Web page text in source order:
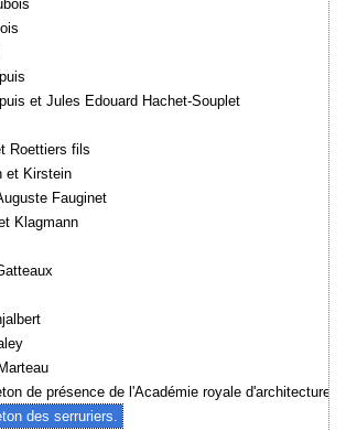
et Jules Edouard Hachet-Souplet
Roettiers fils
et Kirstein
Fauginet
Klagmann
de présence de l'Académie royale d'architecture.
des serruriers.